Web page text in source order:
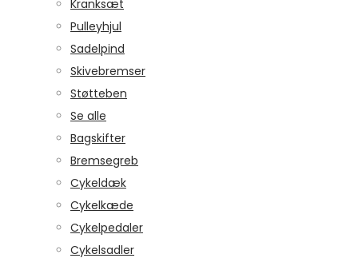
Kranksæt
Pulleyhjul
Sadelpind
Skivebremser
Støtteben
Se alle
Bagskifter
Bremsegreb
Cykeldæk
Cykelkæde
Cykelpedaler
Cykelsadler